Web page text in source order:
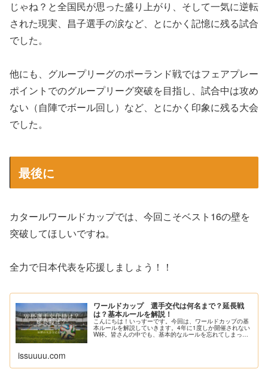
じゃね？と全国民が思った盛り上がり、そして一気に逆転
された現実、昌子選手の涙など、とにかく記憶に残る試合
でした。
他にも、グループリーグのポーランド戦ではフェアプレー
ポイントでのグループリーグ突破を目指し、試合中は攻め
ない（自陣でボール回し）など、とにかく印象に残る大会
でした。
最後に
カタールワールドカップでは、今回こそベスト16の壁を
突破してほしいですね。
全力で日本代表を応援しましょう！！
ワールドカップ 選手交代は何名まで？延長戦
は？基本ルールを解説！
こんにちは！いっすーです。今回は、ワールドカップの基
本ルールを解説していきます。4年に1度しか開催されない
W杯。皆さんの中でも、基本的なルールを忘れてしまった
人はいるのではないでしょうか。また、前回大会より...
issuuuu.com